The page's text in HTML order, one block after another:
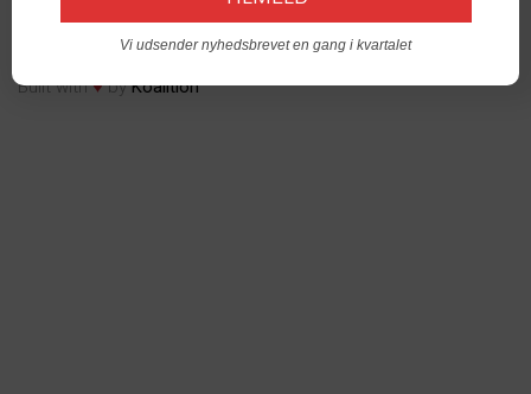
© Copyright DABGO 2025
Built with♥byKoalition
Vi udsender nyhedsbrevet en gang i kvartalet